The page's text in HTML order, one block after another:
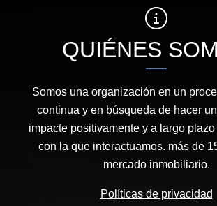
QUIÉNES
Somos una organización en un
continua y en búsqueda de hacer
impacte positivamente y a largo
con la que interactuamos. más de
mercado inmobiliario.
Políticas de privacidad